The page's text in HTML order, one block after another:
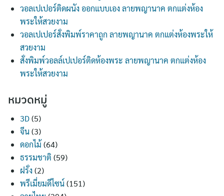
วอลเปเปอร์ติดผนัง ออกแบบเอง ลายพญานาค ตกแต่งห้อง
พระให้สวยงาม
วอลเปเปอร์สั่งพิมพ์ราคาถูก ลายพญานาค ตกแต่งห้องพระให้
สวยงาม
สั่งพิมพ์วอลล์เปเปอร์ติดห้องพระ ลายพญานาค ตกแต่งห้อง
พระให้สวยงาม
หมวดหมู่
3D(5)
จีน(3)
ดอกไม้ (64)
ธรรมชาติ (59)
ฝรั่ง (2)
พรีเมี่ยมดีไซน์(151)